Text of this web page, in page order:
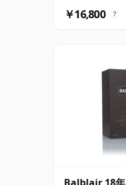
￥16,800 ?